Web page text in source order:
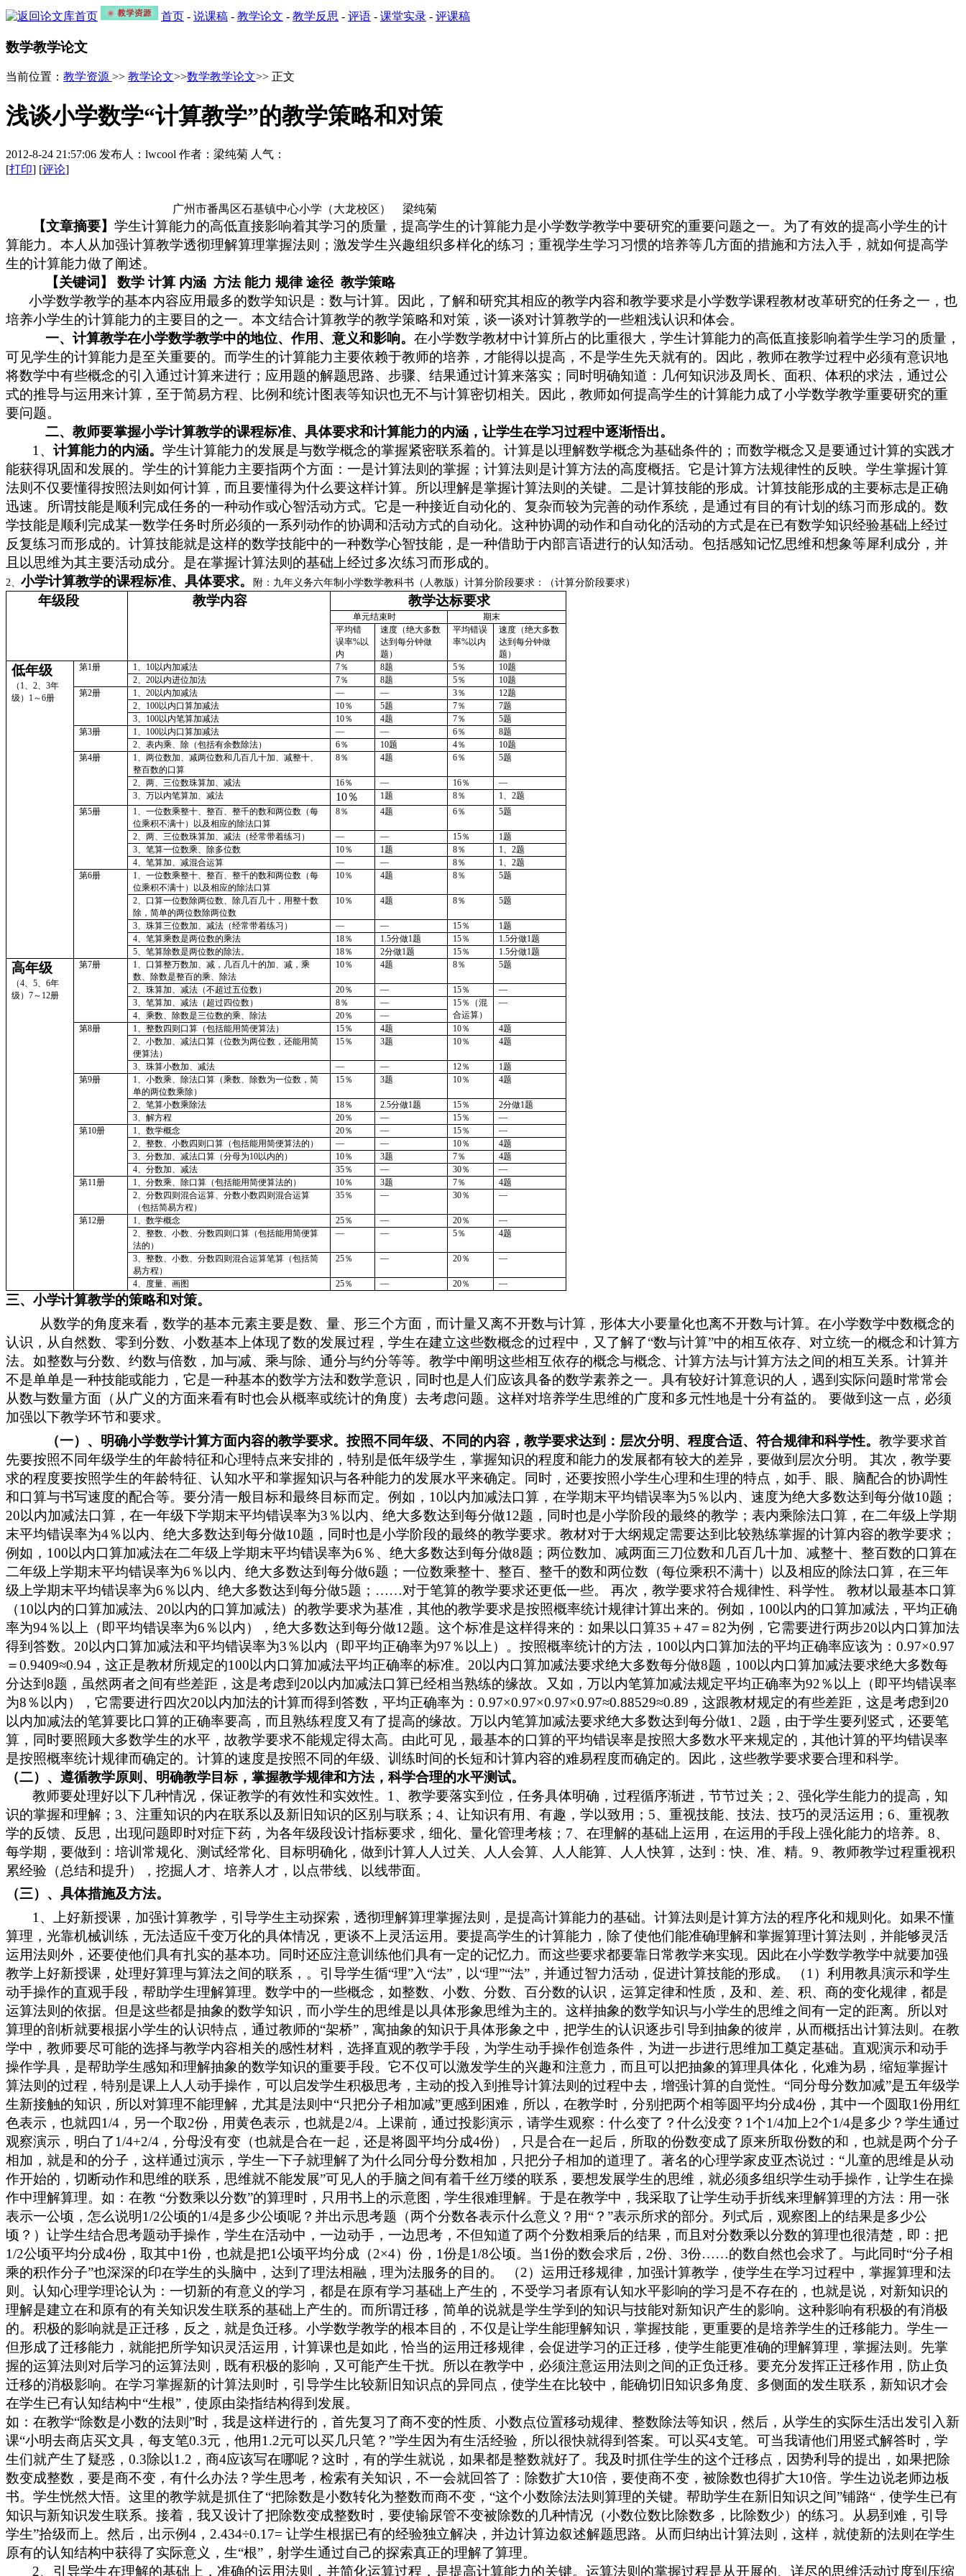
首页 - 说课稿 - 教学论文 - 教学反思 - 评语 - 课堂实录 - 评课稿
数学教学论文
当前位置： 教学资源 >> 教学论文>>数学教学论文>> 正文
浅谈小学数学“计算教学”的教学策略和对策
2012-8-24 21:57:06 发布人：lwcool 作者：梁纯菊 人气：
[打印] [评论]
广州市番禺区石基镇中心小学（大龙校区） 梁纯菊
【文章摘要】 学生计算能力的高低直接影响着其学习的质量，提高学生的计算能力是小学数学教学中要研究的重要问题之一。为了有效的提高小学生的计
算能力。本人从加强计算教学透彻理解算理掌握法则；激发学生兴趣组织多样化的练习；重视学生学习习惯的培养等几方面的措施和方法入手，就如何提高学
生的计算能力做了阐述。
【关键词】 数学 计算 内涵 方法 能力 规律 途径教学策略
小学数学教学的基本内容应用最多的数学知识是： 数与计算。因此， 了解和研究其相应的教学内容和教学要求是小学数学课程教材改革研究的任务之一 ，也
培养小学生的计算能力的主要目的之一。本文结合计算教学的教学策略和对策 ，谈一谈对计算教学的一些粗浅认识和体会。
一、 计算教学在小学数学教学中的地位、作用、 意义和影响。 在小学数学教材中计算所占的比重很大，学生计算能力的高低直接影响着学生学习的质量，
可见学生的计算能力是至关重要的。而学生的计算能力主要依赖于教师的培养，才能得以提高，不是学生先天就有的。因此，教师在教学过程中必须有意识地
将数学中有些概念的引入通过计算来进行；应用题的解题思路、步骤、结果通过计算来落实；同时明确知道：几何知识涉及周长、面积、体积的求法，通过公
式的推导与运用来计算，至于简易方程、比例和统计图表等知识也无不与计算密切相关。因此，教师如何提高学生的计算能力成了小学数学教学重要研究的重
要问题。
二、教师要掌握小学计算教学的课程标准、具体要求和计算能力的内涵，让学生在学习过程中逐渐悟出。
1、计算能力的内涵。学生计算能力的发展是与数学概念的掌握紧密联系着的。计算是以理解数学概念为基础条件的；而数学概念又是要通过计算的实践才
能获得巩固和发展的。学生的计算能力主要指两个方面：一是计算法则的掌握；计算法则是计算方法的高度概括。它是计算方法规律性的反映。学生掌握计算
法则不仅要懂得按照法则如何计算，而且要懂得为什么要这样计算。所以理解是掌握计算法则的关键。二是计算技能的形成。计算技能形成的主要标志是正确
迅速。所谓技能是顺利完成任务的一种动作或心智活动方式。它是一种接近自动化的、复杂而较为完善的动作系统，是通过有目的有计划的练习而形成的。数
学技能是顺利完成某一数学任务时所必须的一系列动作的协调和活动方式的自动化。这种协调的动作和自动化的活动的方式是在已有数学知识经验基础上经过
反复练习而形成的。计算技能就是这样的数学技能中的一种数学心智技能，是一种借助于内部言语进行的认知活动。包括感知记忆思维和想象等犀利成分，并
且以思维为其主要活动成分。是在掌握计算法则的基础上经过多次练习而形成的。
2、 小学计算教学的课程标准、具体要求。 附：九年义务六年制小学数学教科书（人教版）计算分阶段要求： （计算分阶段要求）
年级段 教学内容 教学达标要求
单元结束时
期末
平均错
误率%以
内
速度 （绝大多数
达到每分钟做
题 ）
平均错误
率%以内
速度 （绝大多数
达到每分钟做
题 ）
低年级
（1、2、3年
级）1～6册
第1册 1、 10以内加减法 7％ 8题 5％ 10题
2、20以内进位加法 7％ 8题 5％ 10题
第2册
1、20以内加减法 — — 3％ 12题
2、 100以内口算加减法 10％ 5题 7％ 7题
3、 100以内笔算加减法 10％ 4题 7％ 5题
第3册
1、 100以内口算加减法 — — 6％
8题
2、表内乘、除（包括有余数除法） 6％ 10题 4％ 10题
第4册
1、两位数加、减两位数和几百几十加、减整十、
整百数的口算
8％ 4题 6％ 5题
2、两、三位数珠算加、减法 16％ — 16％
—
3、万以内笔算加、减法 10％ 1题 8％
1、2题
第5册
1、一位数乘整十、整百、整千的数和两位数（每
位乘积不满十）以及相应的除法口算
8％ 4题 6％ 5题
2、两、三位数珠算加、减法（经常带着练习） — — 15％
1题
3、笔算一位数乘、除多位数 10％ 1题 8％
1、2题
4、笔算加、减混合运算 — — 8％
1、2题
第6册
1、一位数乘整十、整百、整千的数和两位数（每
位乘积不满十）以及相应的除法口算
10％ 4题 8％ 5题
2、 口算一位数除两位数、除几百几十，用整十数
除，简单的两位数除两位数
10％ 4题 8％ 5题
3、珠算三位数加、减法（经常带着练习） — — 15％
1题
4、笔算乘数是两位数的乘法 18％ 1.5分做1题 15％
1.5分做1题
5、笔算除数是两位数的除法。 18％ 2分做1题 15％ 1.5分做1题
高年级
（4、5、6年
级）7～12册
第7册 1、 口算整万数加、减，几百几十的加、减，乘
数、除数是整百的乘、除法
10％ 4题 8％ 5题
2、珠算加、减法（不超过五位数） 20％ — 15％
—
3、笔算加、减法（超过四位数） 8％ — 15％ （混
合运算）
—
4、乘数、除数是三位数的乘、除法 20％
—
第8册
1、整数四则口算（包括能用简便算法） 15％ 4题 10％
4题
2、小数加、减法口算（位数为两位数，还能用简
便算法）
15％ 3题 10％ 4题
3、珠算小数加、减法 — — 12％
1题
第9册
1、小数乘、除法口算（乘数、除数为一位数，简
单的两位数乘除）
15％ 3题 10％ 4题
2、笔算小数乘除法 18％ 2.5分做1题 15％
2分做1题
3、解方程 20％ — 15％
—
第10册
1、数学概念 20％ — 15％
—
2、整数、小数四则口算（包括能用简便算法的） — — 10％
4题
3、分数加、减法口算（分母为10以内的） 10％ 3题 7％
4题
4、分数加、减法 35％ — 30％
—
第11册
1、分数乘、除口算（包括能用简便算法的） 10％ 3题 7％
4题
2、分数四则混合运算、分数小数四则混合运算
（包括简易方程）
35％ — 30％ —
第12册 1、数学概念 25％ — 20％
—
2、整数、小数、分数四则口算（包括能用简便算
法的）
— — 5％ 4题
3、整数、小数、分数四则混合运算笔算（包括简
易方程）
25％ — 20％ —
4、 度量、画图 25％ — 20％ —
三、小学计算教学的策略和对策。
从数学的角度来看， 数学的基本元素主要是数、量、形三个方面，而计量又离不开数与计算，形体大小要量化也离不开数与计算。在小学数学中数概念的
认识，从自然数、零到分数、小数基本上体现了数的发展过程，学生在建立这些数概念的过程中 ，又了解了“数与计算”中的相互依存、对立统一的概念和计算方
法。如整数与分数、约数与倍数，加与减、乘与除、通分与约分等等。教学中阐明这些相互依存的概念与概念、计算方法与计算方法之间的相互关系。 计算并
不是单单是一种技能或能力，它是一种基本的数学方法和数学意识，同时也是人们应该具备的数学素养之一。具有较好计算意识的人，遇到实际问题时常常会
从数与数量方面（从广义的方面来看有时也会从概率或统计的角度）去考虑问题。这样对培养学生思维的广度和多元性地是十分有益的。 要做到这一点，必须
加强以下教学环节和要求。
（一）、明确小学数学计算方面内容的教学要求。 按照不同年级、不同的内容，教学要求达到： 层次分明 、程度合适、 符合规律和科学性。 教学要求首
先要按照不同年级学生的年龄特征和心理特点来安排的，特别是低年级学生，掌握知识的程度和能力的发展都有较大的差异 ，要做到层次分明 。 其次， 教学要
求的程度要按照学生的年龄特征、认知水平和掌握知识与各种能力的发展水平来确定。同时，还要按照小学生心理和生理的特点，如手、眼、脑配合的协调性
和口算与书写速度的配合等。 要分清一般目标和最终目标而定。 例如，10以内加减法口算，在学期末平均错误率为5％以内、速度为绝大多数达到每分做10题；
20以内加减法口算，在一年级下学期末平均错误率为3％以内、绝大多数达到每分做12题，同时也是小学阶段的最终的教学；表内乘除法口算，在二年级上学期
末平均错误率为4％以内、绝大多数达到每分做10题，同时也是小学阶段的最终的教学要求。教材对于大纲规定需要达到比较熟练掌握的计算内容的教学要求；
例如，100以内口算加减法在二年级上学期末平均错误率为6％、绝大多数达到每分做8题；两位数加、减两面三刀位数和几百几十加、减整十、整百数的口算在
二年级上学期末平均错误率为6％以内、绝大多数达到每分做6题；一位数乘整十、整百、整千的数和两位数（每位乘积不满十）以及相应的除法口算，在三年
级上学期末平均错误率为6％以内、绝大多数达到每分做5题；……对于笔算的教学要求还更低一些。 再次， 教学要求符合规律性、科学性。 教材以最基本口算
（10以内的口算加减法、20以内的口算加减法）的教学要求为基准，其他的教学要求是按照概率统计规律计算出来的。例如，100以内的口算加减法，平均正确
率为94％以上（即平均错误率为6％以内），绝大多数达到每分做12题。这个标准是这样得来的：如果以口算35＋47＝82为例，它需要进行两步20以内口算加法
得到答数。20以内口算加减法和平均错误率为3％以内（即平均正确率为97％以上）。按照概率统计的方法，100以内口算加法的平均正确率应该为：0.97×0.97
＝0.9409≈0.94，这正是教材所规定的100以内口算加减法平均正确率的标准。20以内口算加减法要求绝大多数每分做8题，100以内口算加减法要求绝大多数每
分达到8题，虽然两者之间有些差距，这是考虑到20以内加减法口算已经相当熟练的缘故。又如，万以内笔算加减法规定平均正确率为92％以上（即平均错误率
为8％以内），它需要进行四次20以内加法的计算而得到答数，平均正确率为：0.97×0.97×0.97×0.97≈0.88529≈0.89，这跟教材规定的有些差距，这是考虑到20
以内加减法的笔算要比口算的正确率要高，而且熟练程度又有了提高的缘故。万以内笔算加减法要求绝大多数达到每分做1、2题，由于学生要列竖式，还要笔
算，同时要照顾大多数学生的水平，故教学要求不能规定得太高。由此可见，最基本的口算的平均错误率是按照大多数水平来规定的，其他计算的平均错误率
是按照概率统计规律而确定的。计算的速度是按照不同的年级、训练时间的长短和计算内容的难易程度而确定的。因此，这些教学要求要合理和科学。
（二）、遵循教学原则、明确教学目标，掌握教学规律和方法，科学合理的水平测试。
教师要处理好以下几种情况，保证教学的有效性和实效性。1、教学要落实到位，任务具体明确，过程循序渐进，节节过关；2、强化学生能力的提高，知
识的掌握和理解；3、注重知识的内在联系以及新旧知识的区别与联系；4、让知识有用、有趣，学以致用；5、重视技能、技法、技巧的灵活运用；6、重视教
学的反馈、反思，出现问题即时对症下药，为各年级段设计指标要求，细化、量化管理考核；7、在理解的基础上运用，在运用的手段上强化能力的培养。8、
每学期，要做到：培训常规化、测试经常化、目标明确化，做到计算人人过关、人人会算、人人能算、人人快算，达到：快、准、精。9、教师教学过程重视积
累经验（总结和提升），挖掘人才、培养人才，以点带线、以线带面。
（三）、具体措施及方法。
1、上好新授课，加强计算教学，引导学生主动探索，透彻理解算理掌握法则，是提高计算能力的基础。计算法则是计算方法的程序化和规则化。如果不懂
算理，光靠机械训练，无法适应千变万化的具体情况，更谈不上灵活运用。要提高学生的计算能力，除了使他们能准确理解和掌握算理计算法则，并能够灵活
运用法则外，还要使他们具有扎实的基本功。同时还应注意训练他们具有一定的记忆力。而这些要求都要靠日常教学来实现。因此在小学数学教学中就要加强
教学上好新授课，处理好算理与算法之间的联系，。引导学生循“理”入“法”，以“理”“法”，并通过智力活动，促进计算技能的形成。 （1）利用教具演示和学生
动手操作的直观手段，帮助学生理解算理。数学中的一些概念，如整数、小数、分数、百分数的认识，运算定律和性质，及和、差、积、商的变化规律，都是
运算法则的依据。但是这些都是抽象的数学知识，而小学生的思维是以具体形象思维为主的。这样抽象的数学知识与小学生的思维之间有一定的距离。所以对
算理的剖析就要根据小学生的认识特点，通过教师的“架桥”，寓抽象的知识于具体形象之中，把学生的认识逐步引导到抽象的彼岸，从而概括出计算法则。在教
学中，教师要尽可能的选择与教学内容相关的感性材料，选择直观的教学手段，为学生动手操作创造条件，为进一步进行思维加工奠定基础。直观演示和动手
操作学具，是帮助学生感知和理解抽象的数学知识的重要手段。它不仅可以激发学生的兴趣和注意力，而且可以把抽象的算理具体化，化难为易，缩短掌握计
算法则的过程，特别是课上人人动手操作，可以启发学生积极思考，主动的投入到推导计算法则的过程中去，增强计算的自觉性。“同分母分数加减”是五年级学
生新接触的知识，所以对算理不能理解，尤其是法则中“只把分子相加减”更感到困难，所以，在教学时，分别把两个相等圆平均分成4份，其中一个圆取1份用红
色表示，也就四1/4，另一个取2份，用黄色表示，也就是2/4。上课前，通过投影演示，请学生观察：什么变了？什么没变？1个1/4加上2个1/4是多少？学生通过
观察演示，明白了1/4+2/4，分母没有变（也就是合在一起，还是将圆平均分成4份），只是合在一起后，所取的份数变成了原来所取份数的和，也就是两个分子
相加，就是和的分子，这样通过演示，学生一下子就理解了为什么同分母分数相加，只把分子相加的道理了。著名的心理学家皮亚杰说过：“儿童的思维是从动
作开始的，切断动作和思维的联系，思维就不能发展”可见人的手脑之间有着千丝万缕的联系，要想发展学生的思维，就必须多组织学生动手操作，让学生在操
作中理解算理。如：在教 “分数乘以分数”的算理时，只用书上的示意图，学生很难理解。于是在教学中，我采取了让学生动手折线来理解算理的方法：用一张
表示一公顷，怎么说明1/2公顷的1/4是多少公顷呢？并出示思考题（两个分数各表示什么意义？用“？”表示所求的部分。列式后，观察图上的结果是多少公
顷？）让学生结合思考题动手操作，学生在活动中，一边动手，一边思考，不但知道了两个分数相乘后的结果，而且对分数乘以分数的算理也很清楚，即：把
1/2公顷平均分成4份，取其中1份，也就是把1公顷平均分成（2×4）份，1份是1/8公顷。当1份的数会求后，2份、3份……的数自然也会求了。与此同时“分子相
乘的积作分子”也深深的印在学生的头脑中，达到了理法相融，理为法服务的目的。 （2）运用迁移规律，加强计算教学，使学生在学习过程中，掌握算理和法
则。认知心理学理论认为：一切新的有意义的学习，都是在原有学习基础上产生的，不受学习者原有认知水平影响的学习是不存在的，也就是说，对新知识的
理解是建立在和原有的有关知识发生联系的基础上产生的。而所谓迁移，简单的说就是学生学到的知识与技能对新知识产生的影响。这种影响有积极的有消极
的。积极的影响就是正迁移，反之，就是负迁移。小学数学教学的根本目的，不仅是让学生能理解知识，掌握技能，更重要的是培养学生的迁移能力。学生一
但形成了迁移能力，就能把所学知识灵活运用，计算课也是如此，恰当的运用迁移规律，会促进学习的正迁移，使学生能更准确的理解算理，掌握法则。先掌
握的运算法则对后学习的运算法则，既有积极的影响，又可能产生干扰。所以在教学中，必须注意运用法则之间的正负迁移。要充分发挥正迁移作用，防止负
迁移的消极影响。在学习掌握新的计算法则时，引导学生比较新旧知识点的异同点，使学生在比较中，能确切旧知识多角度、多侧面的发生联系，新知识才会
在学生已有认知结构中“生根”，使原由染指结构得到发展。
如：在教学“除数是小数的法则”时，我是这样进行的，首先复习了商不变的性质、小数点位置移动规律、整数除法等知识，然后，从学生的实际生活出发引入新
课“小明去商店买文具，每支笔0.3元，他用1.2元可以买几只笔？”学生因为有生活经验，所以很快就得到答案。可以买4支笔。可当我请他们用竖式解答时，学
生们就产生了疑惑，0.3除以1.2，商4应该写在哪呢？这时，有的学生就说，如果都是整数就好了。我及时抓住学生的这个迁移点，因势利导的提出，如果把除
数变成整数，要是商不变，有什么办法？学生思考，检索有关知识，不一会就回答了：除数扩大10倍，要使商不变，被除数也得扩大10倍。学生边说老师边板
书。学生恍然大悟。这里的教学就是抓住了“把除数是小数转化为整数而商不变，“这个小数除法法则算理的关键。帮助学生在新旧知识之间”铺路“，使学生已有
知识与新知识发生联系。接着，我又设计了把除数变成整数时，要使输尿管不变被除数的几种情况（小数位数比除数多，比除数少）的练习。从易到难，引导
学生”拾级而上。然后，出示例4，2.434÷0.17= 让学生根据已有的经验独立解决，并边计算边叙述解题思路。从而归纳出计算法则，这样，就使新的法则在学生
原有的认知结构中获得了实际意义，生“根”，射学生通过自己的探索真正的理解了算理。
2、引导学生在理解的基础上，准确的运用法则，并简化运算过程，是提高计算能力的关键。运算法则的掌握过程是从开展的、详尽的思维活动过度到压缩